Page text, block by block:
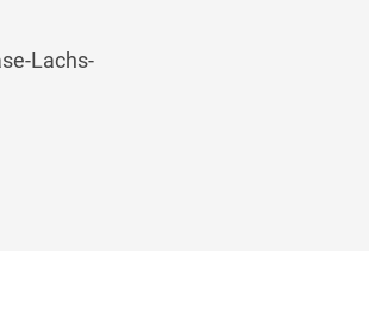
Lachs-